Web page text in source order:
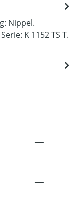
Nippel.
K 1152 TS T.